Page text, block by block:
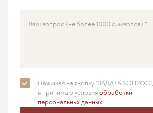
Ваш вопрос (не более 1000 символов)
Нажимая на кнопку "ЗАДАТЬ ВОПРОС",
я принимаюусловияобработки
персональных данных